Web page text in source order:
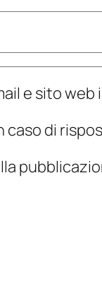
e sito
caso di